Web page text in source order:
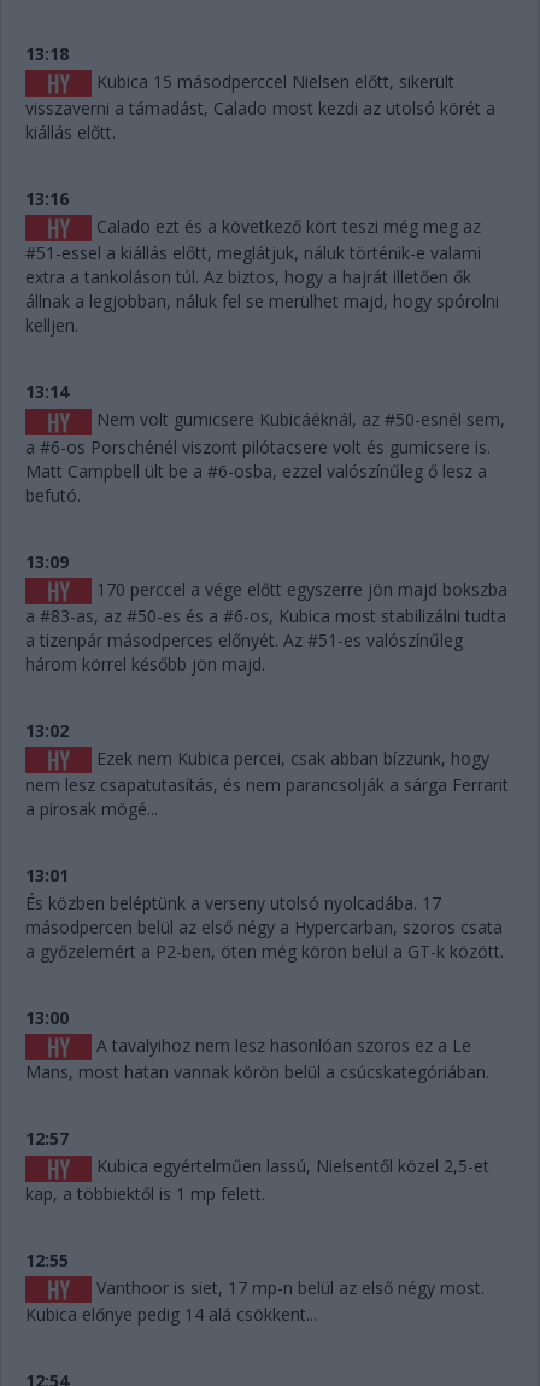
13:18
Kubica 15 másodperccel Nielsen előtt, sikerült
visszaverni a támadást, Calado most kezdi az utolsó körét a
kiállás előtt.
13:16
Calado ezt és a következő kört teszi még meg az
#51-essel a kiállás előtt, meglátjuk, náluk történik-e valami
extra a tankoláson túl. Az biztos, hogy a hajrát illetően ők
állnak a legjobban, náluk fel se merülhet majd, hogy spórolni
kelljen.
13:14
Nem volt gumicsere Kubicáéknál, az #50-esnél sem,
a #6-os Porschénél viszont pilótacsere volt és gumicsere is.
Matt Campbell ült be a #6-osba, ezzel valószínűleg ő lesz a
befutó.
13:09
170 perccel a vége előtt egyszerre jön majd bokszba
a #83-as, az #50-es és a #6-os, Kubica most stabilizálni tudta
a tizenpár másodperces előnyét. Az #51-es valószínűleg
három körrel később jön majd.
13:02
Ezek nem Kubica percei, csak abban bízzunk, hogy
nem lesz csapatutasítás, és nem parancsolják a sárga Ferrarit
a pirosak mögé...
13:01
És közben beléptünk a verseny utolsó nyolcadába. 17
másodpercen belül az első négy a Hypercarban, szoros csata
a győzelemért a P2-ben, öten még körön belül a GT-k között.
13:00
A tavalyihoz nem lesz hasonlóan szoros ez a Le
Mans, most hatan vannak körön belül a csúcskategóriában.
12:57
Kubica egyértelműen lassú, Nielsentől közel 2,5-et
kap, a többiektől is 1 mp felett.
12:55
Vanthoor is siet, 17 mp-n belül az első négy most.
Kubica előnye pedig 14 alá csökkent...
12:54